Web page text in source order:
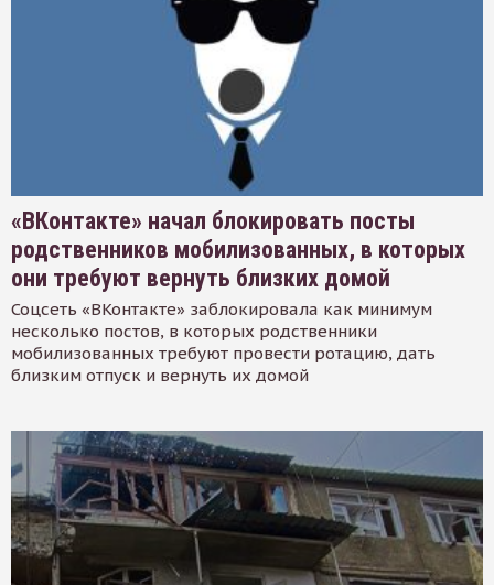
«ВКонтакте» начал блокировать посты
родственников мобилизованных, в которых
они требуют вернуть близких домой
Соцсеть «ВКонтакте» заблокировала как минимум
несколько постов, в которых родственники
мобилизованных требуют провести ротацию, дать
близким отпуск и вернуть их домой